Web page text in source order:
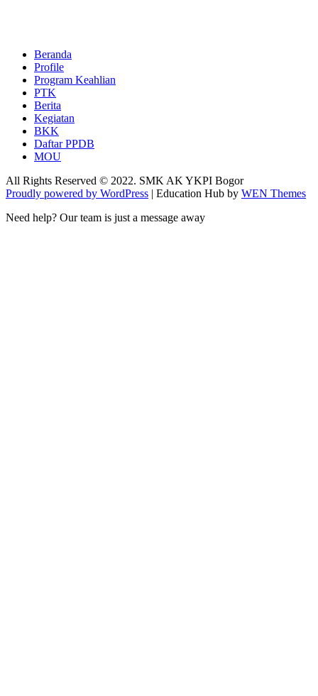
Beranda
Profile
Program Keahlian
PTK
Berita
Kegiatan
BKK
Daftar PPDB
MOU
All Rights Reserved © 2022. SMK AK YKPI Bogor
Proudly powered by WordPress | Education Hub by WEN Themes
Need help? Our team is just a message away